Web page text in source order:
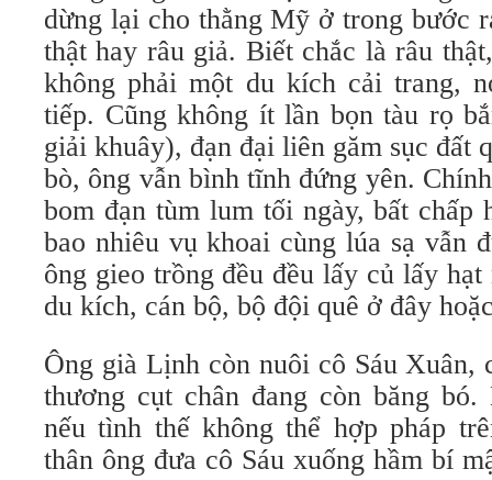
dừng lại cho thằng Mỹ ở trong bước
thật hay râu giả. Biết chắc là râu
không phải một du kích cải trang,
tiếp. Cũng không ít lần bọn tàu rọ
giải khuây), đạn đại liên găm sục đất
bò, ông vẫn bình tĩnh đứng yên.
bom đạn tùm lum tối ngày, bất chấp
bao nhiêu vụ khoai cùng lúa sạ vẫn
ông gieo trồng đều đều lấy củ lấy
du kích, cán bộ, bộ đội quê ở đây
Ông già Lịnh còn nuôi cô Sáu Xuân,
thương cụt chân đang còn băng
nếu tình thế không thể hợp pháp
thân ông đưa cô Sáu xuống hầm bí